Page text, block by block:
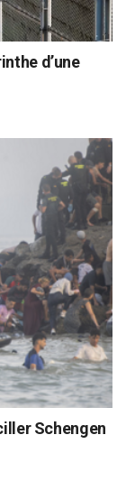
d’une
Schengen